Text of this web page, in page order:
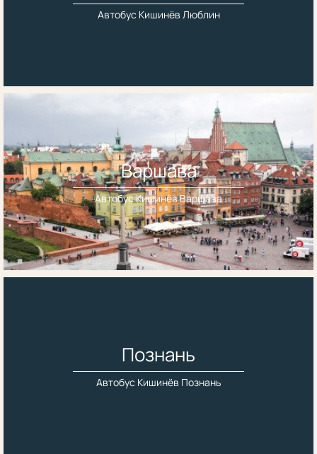
Автобус Кишинёв Люблин
Варшава
Автобус Кишинёв Варшава
Познань
Автобус Кишинёв Познань